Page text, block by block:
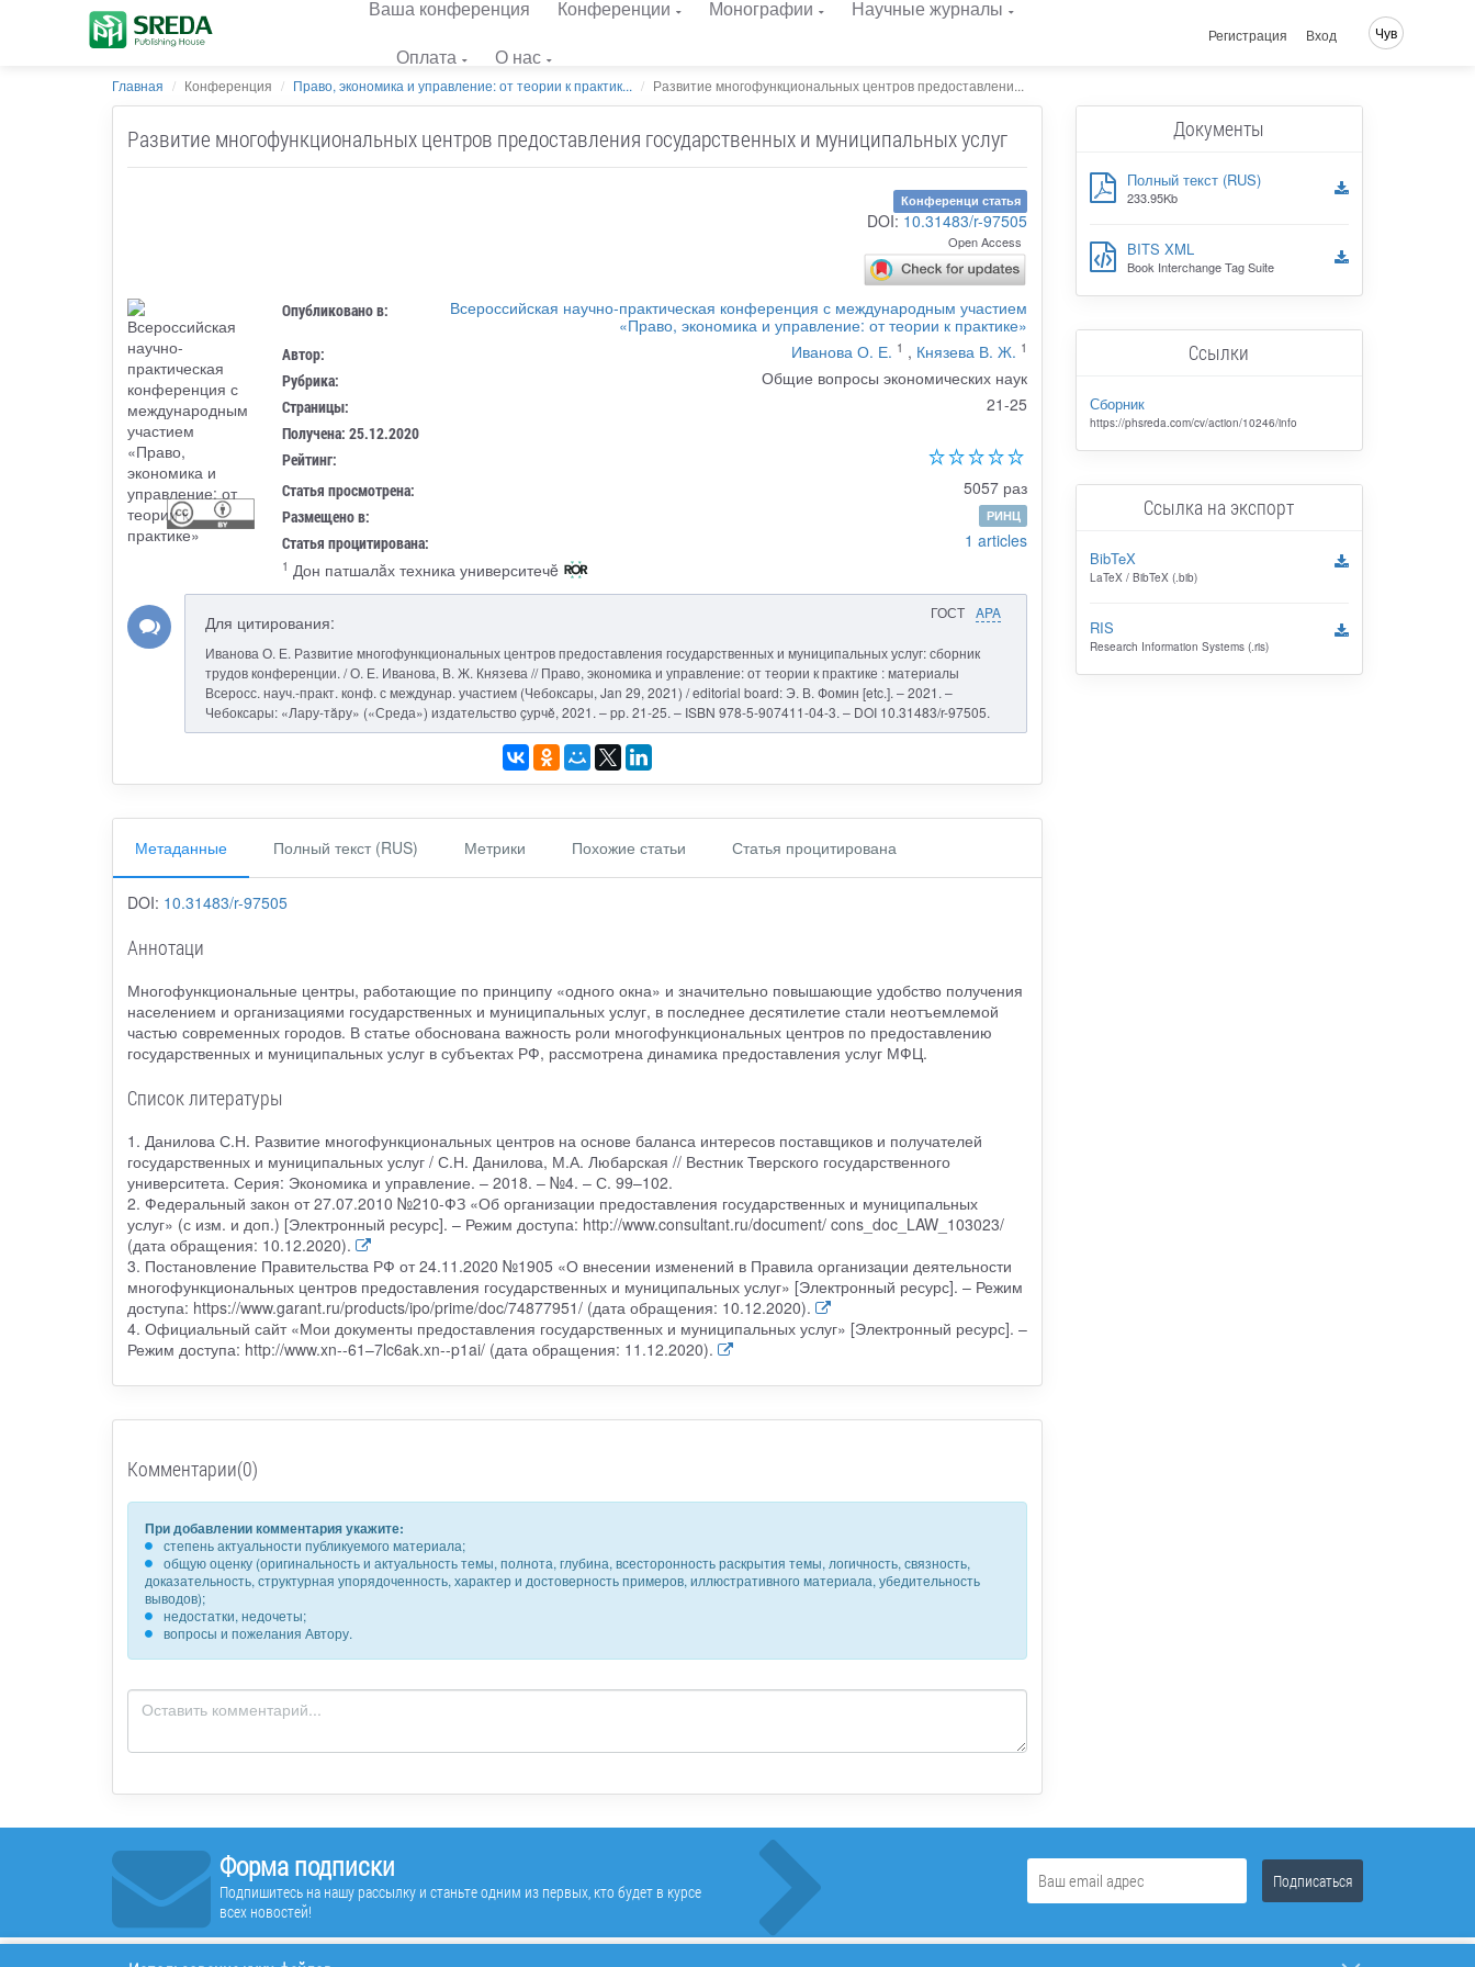
Ваша конференция Конференции Монографии
Научные журналы
Оплата
О нас
Регистрация Вход Чув
Главная Конференция Право, экономика и управление: от теории к практик... Развитие многофункциональных центров предоставлени...
Развитие многофункциональных центров предоставления государственных и муниципальных услуг
Конференци статья
DOI:10.31483/r-97505
Open Access
Опубликовано в:
Всероссийская научно-практическая конференция с международным участием
«Право, экономика и управление: от теории к практике»
Автор: Иванова О. Е. 1 , Князева В. Ж. 1
Рубрика: Общие вопросы экономических наук
Страницы: 21-25
Получена: 25.12.2020
Рейтинг:
Статья просмотрена:
5057 раз
Размещено в: РИНЦ
Статья процитирована: 1 articles
1 Дон патшалăх техника университечĕ
ГОСТ APA
Для цитирования:
Иванова О. Е. Развитие многофункциональных центров предоставления государственных и муниципальных услуг: сборник
трудов конференции. / О. Е. Иванова, В. Ж. Князева // Право, экономика и управление: от теории к практике : материалы
Всеросс. науч.-практ. конф. с междунар. участием (Чебоксары, Jan 29, 2021) / editorial board: Э. В. Фомин [etc.]. – 2021. –
Чебоксары: «Лару-тăру» («Среда») издательство çурчě, 2021. – pp. 21-25. – ISBN 978-5-907411-04-3. – DOI 10.31483/r-97505.
Метаданные Полный текст (RUS) Метрики Похожие статьи Статья процитирована
DOI: 10.31483/r-97505
Аннотаци
Многофункциональные центры, работающие по принципу «одного окна» и значительно повышающие удобство получения
населением и организациями государственных и муниципальных услуг, в последнее десятилетие стали неотъемлемой
частью современных городов. В статье обоснована важность роли многофункциональных центров по предоставлению
государственных и муниципальных услуг в субъектах РФ, рассмотрена динамика предоставления услуг МФЦ.
Список литературы
1. Данилова С.Н. Развитие многофункциональных центров на основе баланса интересов поставщиков и получателей
государственных и муниципальных услуг / С.Н. Данилова, М.А. Любарская // Вестник Тверского государственного
университета. Серия: Экономика и управление. – 2018. – №4. – С. 99–102.
2. Федеральный закон от 27.07.2010 №210-ФЗ «Об организации предоставления государственных и муниципальных
услуг» (с изм. и доп.) [Электронный ресурс]. – Режим доступа: http://www.consultant.ru/document/ cons_doc_LAW_103023/
(дата обращения: 10.12.2020).
3. Постановление Правительства РФ от 24.11.2020 №1905 «О внесении изменений в Правила организации деятельности
многофункциональных центров предоставления государственных и муниципальных услуг» [Электронный ресурс]. – Режим
доступа: https://www.garant.ru/products/ipo/prime/doc/74877951/ (дата обращения: 10.12.2020).
4. Официальный сайт «Мои документы предоставления государственных и муниципальных услуг» [Электронный ресурс]. –
Режим доступа: http://www.xn--61–7lc6ak.xn--p1ai/ (дата обращения: 11.12.2020).
Комментарии(0)
При добавлении комментария укажите:
степень актуальности публикуемого материала;
общую оценку (оригинальность и актуальность темы, полнота, глубина, всесторонность раскрытия темы, логичность, связность,
доказательность, структурная упорядоченность, характер и достоверность примеров, иллюстративного материала, убедительность
выводов);
недостатки, недочеты;
вопросы и пожелания Автору.
Документы
Полный текст (RUS)
233.95Kb
BITS XML
Book Interchange Tag Suite
Ссылки
Сборник
https://phsreda.com/cv/action/10246/info
Ссылка на экспорт
BibTeX
LaTeX / BibTeX (.bib)
RIS
Research Information Systems (.ris)
Форма подписки
Подпишитесь на нашу рассылку и станьте одним из первых, кто будет в курсе
всех новостей!